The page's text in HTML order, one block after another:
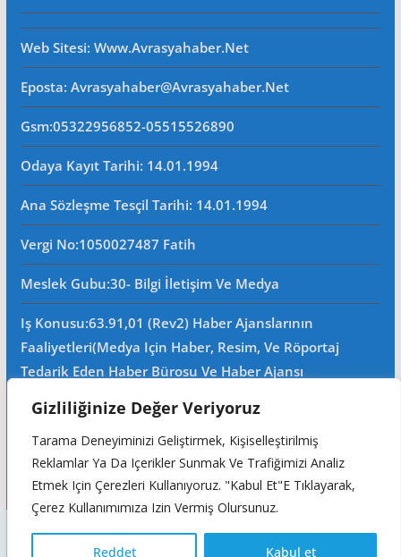
Gizliliğinize Değer Veriyoruz
Tarama Deneyiminizi Geliştirmek, Kişiselleştirilmiş
Reklamlar Ya Da Içerikler Sunmak Ve Trafiğimizi Analiz
Etmek Için Çerezleri Kullanıyoruz. "Kabul Et"e Tıklayarak,
Çerez Kullanımımıza Izin Vermiş Olursunuz.
Reddet Kabul et
Web Sitesi: Www.avrasyahaber.net
Eposta: Avrasyahaber@avrasyahaber.net
Gsm:05322956852-05515526890
Odaya Kayıt Tarihi: 14.01.1994
Ana Sözleşme Tesçil Tarihi: 14.01.1994
Vergi No:1050027487 Fatih
Meslek Gubu:30- Bilgi İletişim Ve Medya
Iş Konusu:63.91,01 (Rev2) Haber Ajanslarının
Faaliyetleri(Medya Için Haber, Resim, Ve Röportaj
Tedarik Eden Haber Bürosu Ve Haber Ajansı
Filimcilik, Yayıncılık, Prodöktörlük, Reklamcılık Işleri Ile
Ana Sözleşmede Yazılı Olan Diğer Işleri Yapar.
Mersis No: 0105002748700015